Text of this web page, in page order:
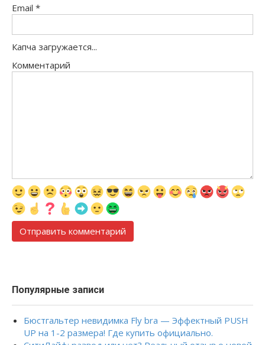
Email *
Капча загружается...
Комментарий
Популярные записи
Бюстгальтер невидимка Fly bra — Эффектный PUSH
UP на 1-2 размера! Где купить официально.